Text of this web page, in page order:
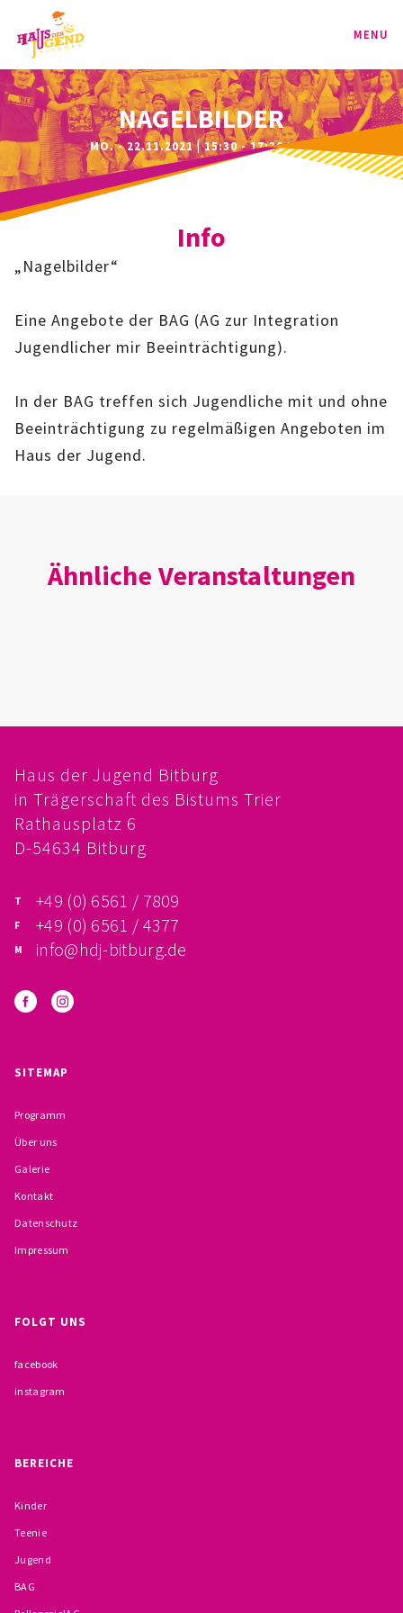
MENU
PROGRAMM
KINDER
JUGEND
SPORT-BAG
IMAG
TEAM
FÖRDERVEREIN
KONZEPTION
VERPFLICHTUNGSERKLÄRUNG UND
BESCHWERDEMÖGLICHKEITEN
NAGELBILDER
MO. - 22.11.2021 | 15:30 - 17:30 UHR
Info
„Nagelbilder“
Eine Angebote der BAG (AG zur Integration
Jugendlicher mir Beeinträchtigung).
In der BAG treffen sich Jugendliche mit und ohne
Beeinträchtigung zu regelmäßigen Angeboten im
Haus der Jugend.
Ähnliche Veranstaltungen
Haus der Jugend Bitburg
in Trägerschaft des Bistums Trier
Rathausplatz 6
D-54634 Bitburg
+49 (0) 6561 / 7809
+49 (0) 6561 / 4377
info@hdj-bitburg.de
SITEMAP
Programm
Über uns
Galerie
Kontakt
Datenschutz
Impressum
FOLGT UNS
facebook
instagram
BEREICHE
Kinder
Teenie
Jugend
BAG